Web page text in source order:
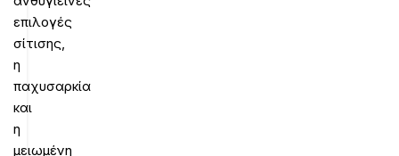
επιλογές
σίτισης,
η
παχυσαρκία
και
η
μειωμένη